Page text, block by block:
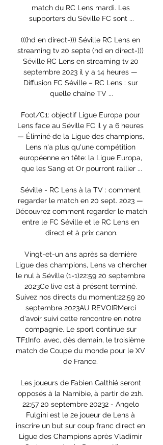
match du RC Lens mardi. Les
supporters du Séville FC sont ...
(((hd en direct-))) Séville RC Lens en
streaming tv 20 septe (hd en direct-)))
Séville RC Lens en streaming tv 20
septembre 2023 il y a 14 heures —
Diffusion FC Séville – RC Lens : sur
quelle chaîne TV ...
Foot/C1: objectif Ligue Europa pour
Lens face au Séville FC il y a 6 heures
— Éliminé de la Ligue des champions,
Lens n'a plus qu'une compétition
européenne en tête: la Ligue Europa,
que les Sang et Or pourront rallier ...
Séville - RC Lens à la TV : comment
regarder le match en 20 sept. 2023 —
Découvrez comment regarder le match
entre le FC Séville et le RC Lens en
direct et à prix canon.
Vingt-et-un ans après sa dernière
Ligue des champions, Lens va chercher
le nul à Séville (1-1)22:59 20 septembre
2023Ce live est à présent terminé.
Suivez nos directs du moment:22:59 20
septembre 2023AU REVOIRMerci
d'avoir suivi cette rencontre en notre
compagnie. Le sport continue sur
TF1Info, avec, dès demain, le troisième
match de Coupe du monde pour le XV
de France.
Les joueurs de Fabien Galthié seront
opposés à la Namibie, à partir de 21h.
22:57 20 septembre 20232 - Angelo
Fulgini est le 2e joueur de Lens à
inscrire un but sur coup franc direct en
Ligue des Champions après Vladimir